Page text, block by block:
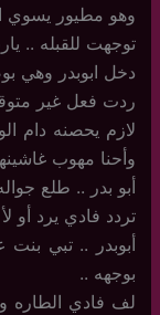
وهو مطيور يسوي
توجهت للقبله ..
دخل ابوبدر وهي
ردت فعل غير
لازم يحصنه دام
وأحنا مهوب
أبو بدر .. طلع
تردد فادي يرد أو
أبوبدر .. تبي
بوجهه ..
لف فادي